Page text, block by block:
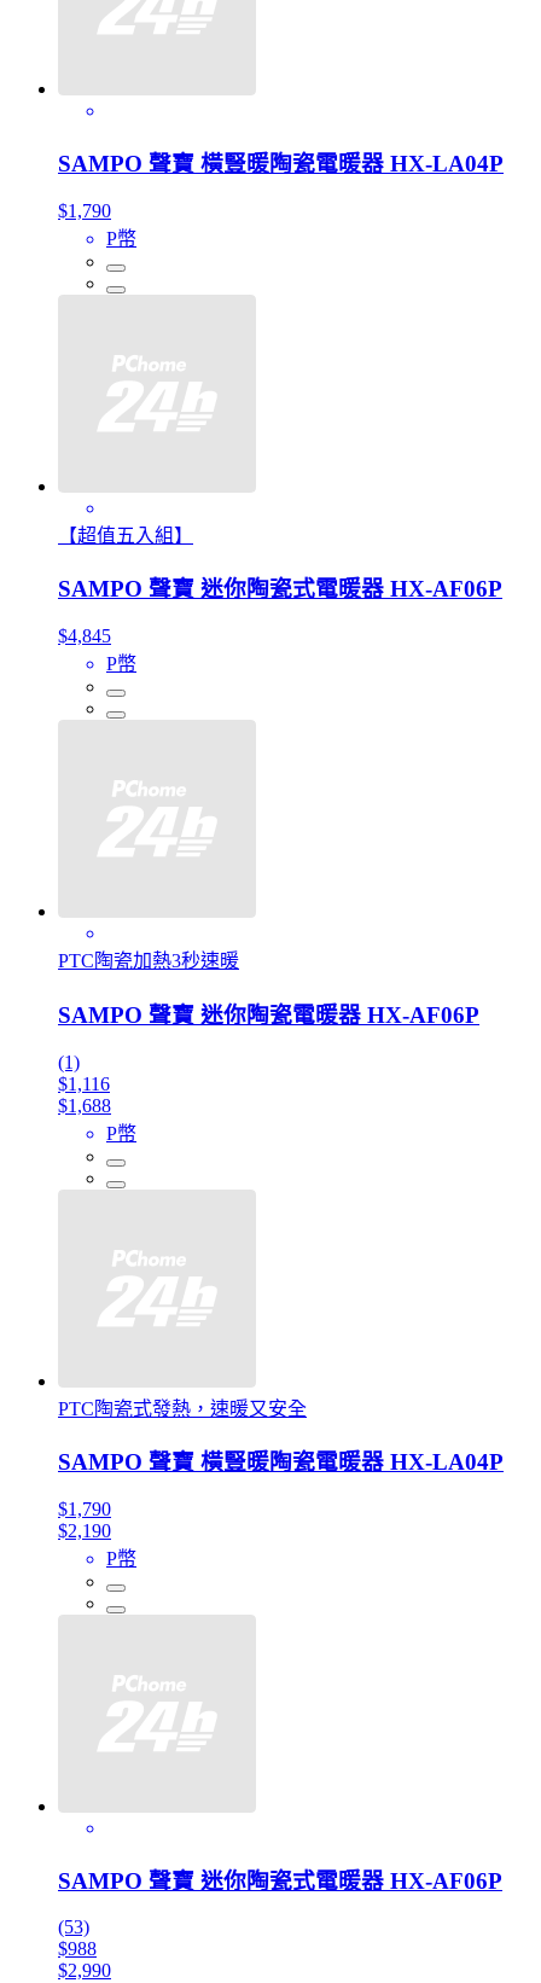
SAMPO 聲寶 橫豎暖陶瓷電暖器 HX-LA04P
$1,790
P幣
【超值五入組】
SAMPO 聲寶 迷你陶瓷式電暖器 HX-AF06P
$4,845
P幣
PTC陶瓷加熱3秒速暖
SAMPO 聲寶 迷你陶瓷電暖器 HX-AF06P
(1)
$1,116
$1,688
P幣
PTC陶瓷式發熱，速暖又安全
SAMPO 聲寶 橫豎暖陶瓷電暖器 HX-LA04P
$1,790
$2,190
P幣
SAMPO 聲寶 迷你陶瓷式電暖器 HX-AF06P
(53)
$988
$2,990